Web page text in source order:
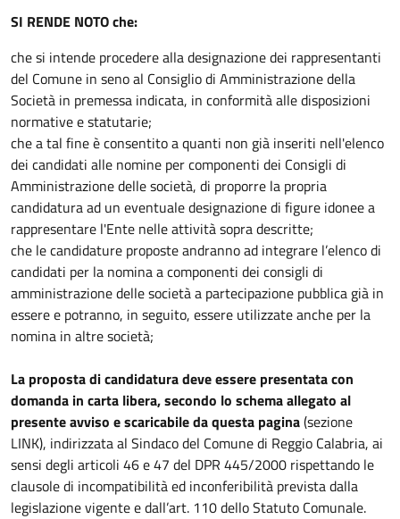
SI RENDE NOTO che:
che si intende procedere alla designazione dei rappresentanti
del Comune in seno al Consiglio di Amministrazione della
Società in premessa indicata, in conformità alle disposizioni
normative e statutarie;
che a tal fine è consentito a quanti non già inseriti nell'elenco
dei candidati alle nomine per componenti dei Consigli di
Amministrazione delle società, di proporre la propria
candidatura ad un eventuale designazione di figure idonee a
rappresentare l'Ente nelle attività sopra descritte;
che le candidature proposte andranno ad integrare l’elenco di
candidati per la nomina a componenti dei consigli di
amministrazione delle società a partecipazione pubblica già in
essere e potranno, in seguito, essere utilizzate anche per la
nomina in altre società;
La proposta di candidatura deve essere presentata con
domanda in carta libera, secondo lo schema allegato al
presente avviso e scaricabile da questa pagina(sezione
LINK), indirizzata al Sindaco del Comune di Reggio Calabria, ai
sensi degli articoli 46 e 47 del DPR 445/2000 rispettando le
clausole di incompatibilità ed inconferibilità prevista dalla
legislazione vigente e dall’art. 110 dello Statuto Comunale.